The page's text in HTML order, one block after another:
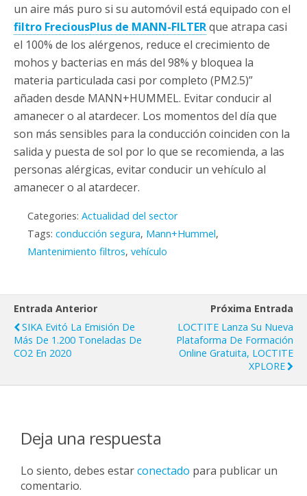
un aire más puro si su automóvil está equipado con el
filtro FreciousPlus de MANN-FILTERque atrapa casi
el 100% de los alérgenos, reduce el crecimiento de
mohos y bacterias en más del 98% y bloquea la
materia particulada casi por completo (PM2.5)”
añaden desde MANN+HUMMEL. Evitar conducir al
amanecer o al atardecer. Los momentos del día que
son más sensibles para la conducción coinciden con la
salida y puesta de sol por lo que se recomienda, a las
personas alérgicas, evitar conducir un vehículo al
amanecer o al atardecer.
Categories: Actualidad del sector
Tags: conducción segura, Mann+Hummel,
Mantenimiento filtros, vehículo
Entrada Anterior
SIKA Evitó La Emisión De
Más De 1.200 Toneladas De
CO2 En 2020
Próxima Entrada
LOCTITE Lanza Su Nueva
Plataforma De Formación
Online Gratuita, LOCTITE
XPLORE
Deja una respuesta
Lo siento, debes estarconectado para publicar un
comentario.